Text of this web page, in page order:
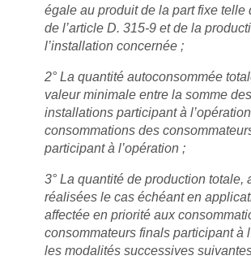
égale au produit de la part fixe telle
de l’article D. 315-9 et de la
l’installation concernée ;
2° La quantité autoconsommée
valeur minimale entre la somme
installations participant à
consommations des
participant à l’opération ;
3° La quantité de production totale,
réalisées le cas échéant en
affectée en priorité aux
consommateurs finals participant à
les modalités successives